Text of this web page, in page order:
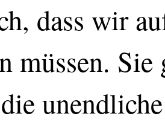
dass wir
müssen.